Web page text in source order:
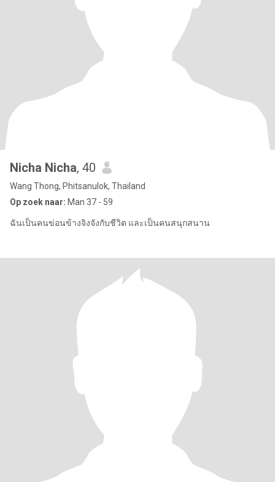
Nicha Nicha, 40
Wang Thong, Phitsanulok, Thailand
Op zoek naar: Man 37 - 59
ฉันเป็นคนข่อนข้างจิงจังกับชีวิต และเป็นคนสนุกสนาน